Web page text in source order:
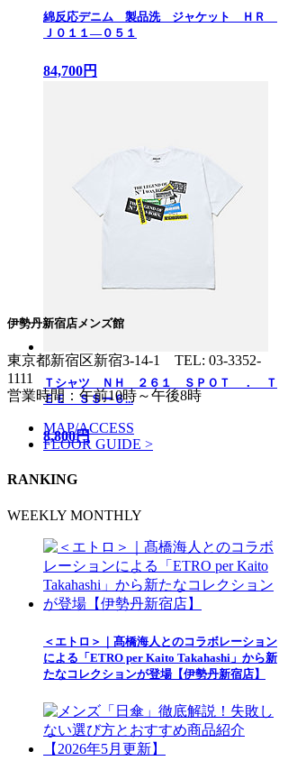
綿反応デニム 製品洗 ジャケット ＨＲ
Ｊ０１１—０５１
84,700円
Ｔシャツ ＮＨ ２６１ ＳＰＯＴ ． Ｔ
ＥＥ ＳＳー６...
8,800円
伊勢丹新宿店メンズ館
東京都新宿区新宿3-14-1 TEL: 03-3352-
1111
営業時間：午前10時～午後8時
MAP/ACCESS
FLOOR GUIDE >
RANKING
WEEKLY MONTHLY
＜エトロ＞｜髙橋海人とのコラボレーション
による「ETRO per Kaito Takahashi」から新
たなコレクションが登場【伊勢丹新宿店】